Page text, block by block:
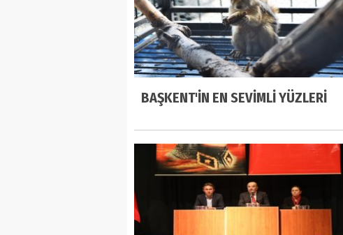
BAŞKENT'İN EN SEVİMLİ YÜZLERİ